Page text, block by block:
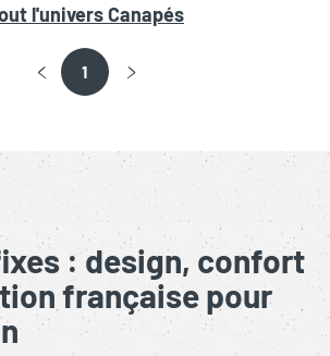
: design, confort
française pour
l'universCanapés
1